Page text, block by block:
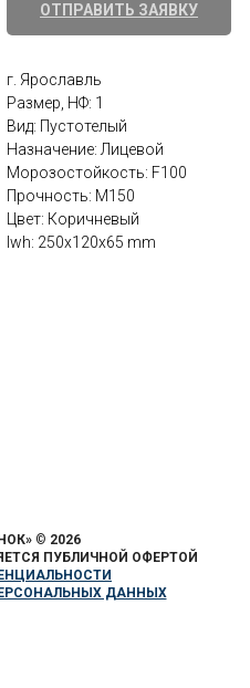
ОТПРАВИТЬ ЗАЯВКУ
г. Ярославль
Размер, НФ: 1
Вид: Пустотелый
Назначение: Лицевой
Морозостойкость: F100
Прочность: М150
Цвет: Коричневый
lwh: 250x120x65 mm
© 2026
ПУБЛИЧНОЙ ОФЕРТОЙ
ДАННЫХ